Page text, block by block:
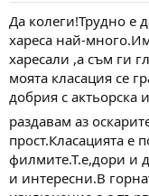
Да колеги!Трудно е
хареса най-
харесали ,а съм ги
моята класация се
добрия с актьорска
раздавам аз
прост.Класацията е
филмите.Т.е,дори и
и интересни.В